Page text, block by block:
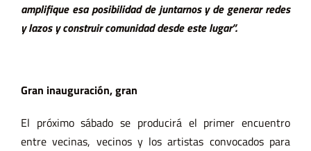
amplifique esa posibilidad de juntarnos y de generar redes
y lazos y construir comunidad desde este lugar”.
Gran inauguración, gran
El próximo sábado se producirá el primer encuentro
entre vecinas, vecinos y los artistas convocados para